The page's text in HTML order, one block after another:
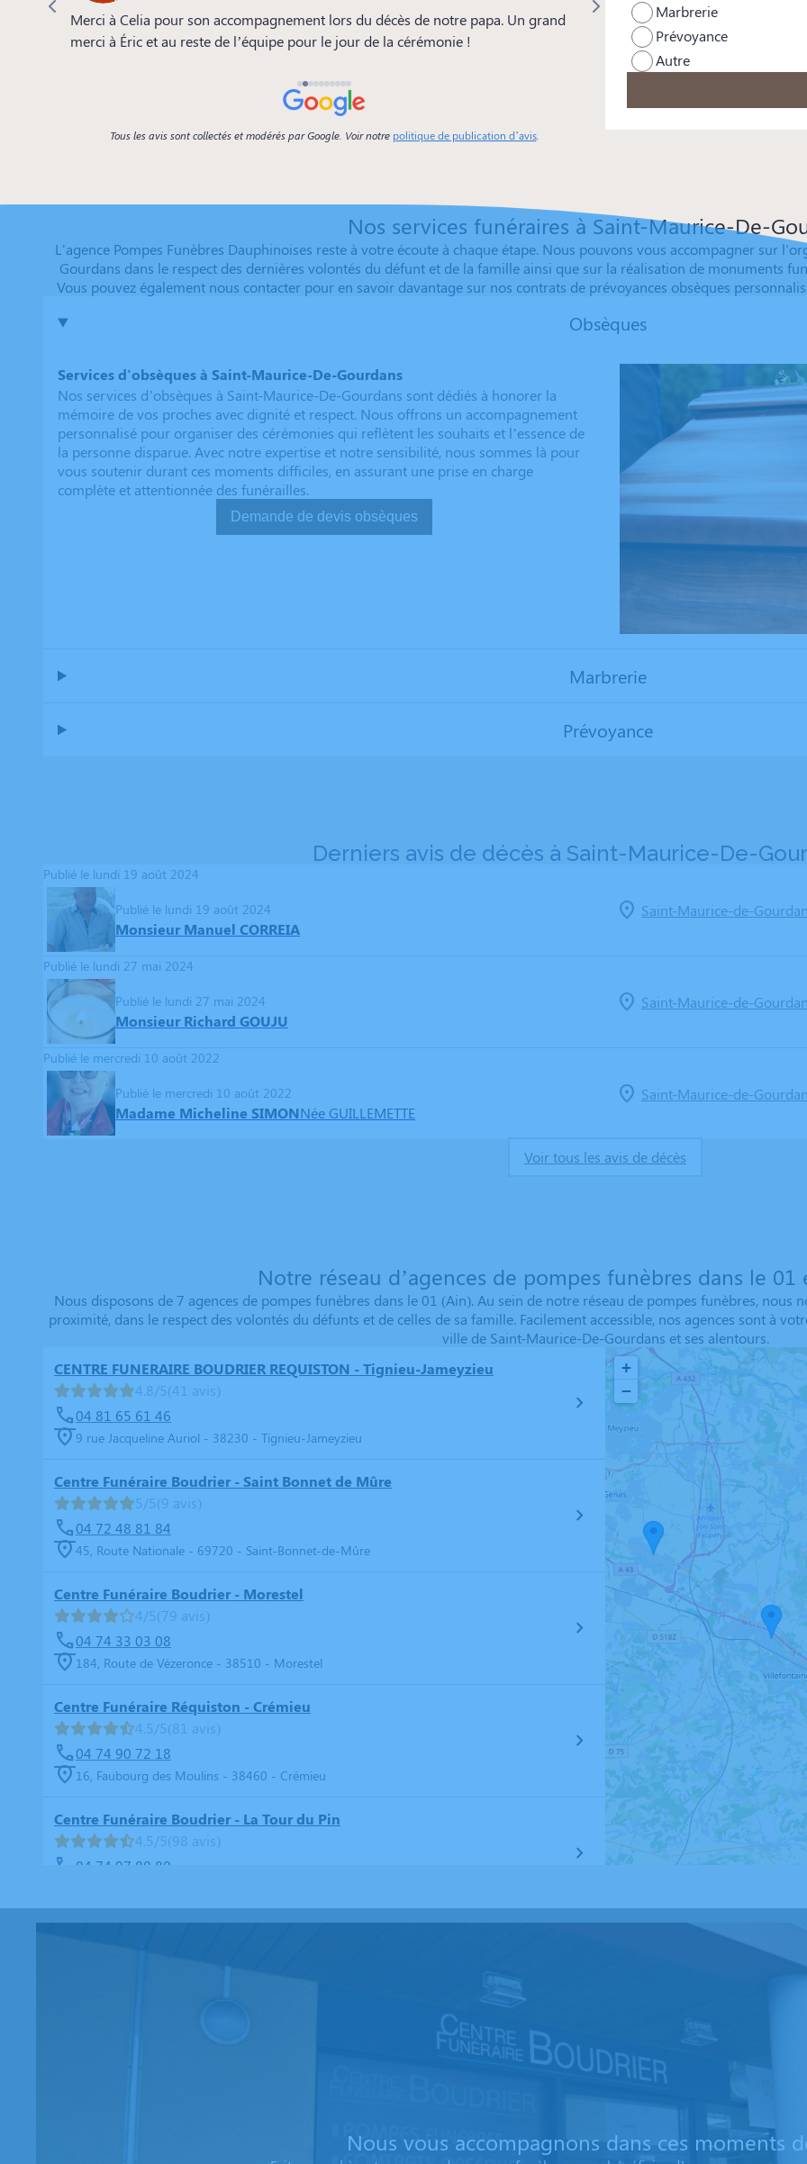
Merci à Celia pour son accompagnement lors du décès de notre papa. Un grand
merci à Éric et au reste de l’équipe pour le jour de la cérémonie !
Merci à toute l'équipe pour votre
beaucoup à Mickaël pour les
particulière aussi à Frédéric
remarquée par tous et pour sa
professionnalisme.
Tous les avis sont collectés et modérés par Google. Voir notre politique de publication d’avis.
Marbrerie
Prévoyance
Autre
Nos services funéraires à Saint-Maurice-De-
L'agence Pompes Funèbres Dauphinoises reste à votre écoute à chaque étape. Nous pouvons vous accompagner sur
Gourdans dans le respect des dernières volontés du défunt et de la famille ainsi que sur la réalisation de monuments
Vous pouvez également nous contacter pour en savoir davantage sur nos contrats de prévoyances obsèques
Obsèques
Services d'obsèques à Saint-Maurice-De-Gourdans
Nos services d’obsèques à Saint-Maurice-De-Gourdans sont dédiés à honorer la
mémoire de vos proches avec dignité et respect. Nous offrons un accompagnement
personnalisé pour organiser des cérémonies qui reflètent les souhaits et l’essence de
la personne disparue. Avec notre expertise et notre sensibilité, nous sommes là pour
vous soutenir durant ces moments difficiles, en assurant une prise en charge
complète et attentionnée des funérailles.
Demande de devis obsèques
Marbrerie
Prévoyance
Derniers avis de décès à Saint-Maurice-De-
Publié le lundi 19 août 2024
Publié le lundi 19 août 2024
Monsieur Manuel CORREIA
Saint-Maurice-de-
Publié le lundi 27 mai 2024
Publié le lundi 27 mai 2024
Monsieur Richard GOUJU
Saint-Maurice-de-
Publié le mercredi 10 août 2022
Publié le mercredi 10 août 2022
Madame Micheline SIMONNée GUILLEMETTE
Saint-Maurice-de-
Voir tous les avis de décès
Notre réseau d’agences de pompes funèbres dans le 01
Nous disposons de 7 agences de pompes funèbres dans le 01 (Ain). Au sein de notre réseau de pompes funèbres,
proximité, dans le respect des volontés du défunts et de celles de sa famille. Facilement accessible, nos agences sont à
ville de Saint-Maurice-De-Gourdans et ses alentours.
CENTRE FUNERAIRE BOUDRIER REQUISTON - Tignieu-Jameyzieu
4.8/5(41 avis)
04 81 65 61 46
9 rue Jacqueline Auriol - 38230 - Tignieu-Jameyzieu
Centre Funéraire Boudrier - Saint Bonnet de Mûre
5/5(9 avis)
04 72 48 81 84
45, Route Nationale - 69720 - Saint-Bonnet-de-Mûre
Centre Funéraire Boudrier - Morestel
4/5(79 avis)
04 74 33 03 08
184, Route de Vézeronce - 38510 - Morestel
Centre Funéraire Réquiston - Crémieu
4.5/5(81 avis)
04 74 90 72 18
16, Faubourg des Moulins - 38460 - Crémieu
Centre Funéraire Boudrier - La Tour du Pin
4.5/5(98 avis)
04 74 97 80 80
+
−
Nous vous accompagnons dans ces moments